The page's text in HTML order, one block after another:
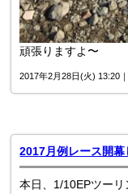
頑張りますよ〜
2017年2月28日(火) 13:20
2017月例レース開幕
本日、1/10EPツー